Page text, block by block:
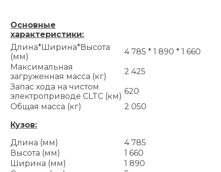
Основные
характеристики:
Длина*Ширина*Высота
(мм)
4 785 * 1 890 * 1 660
Максимальная
загруженная масса (кг)
2 425
Запас хода на чистом
электроприводе CLTC (км)
620
Общая масса (кг)
2 050
Кузов:
Длина (мм)
4 785
Высота (мм)
1 660
Ширина (мм)
1 890